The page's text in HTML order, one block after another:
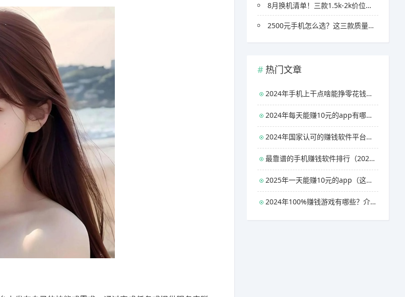
8月换机清单！三款1.5k-2k价位高性价比手机推荐
2500元手机怎么选？这三款质量靠谱、保值耐用手机推荐
热门文章
2024年手机上干点啥能挣零花钱（三款能够日赚50元的赚钱软件）
2024年每天能赚10元的app有哪些？介绍两款每天能稳定赚10元以上的赚钱软件
2024年国家认可的赚钱软件平台有哪些？分享几款官方认可100%赚钱的软件
最靠谱的手机赚钱软件排行（2024年每天稳赚10元的app）
2025年一天能赚10元的app（这几款软件每天稳稳的十元以上）
2024年100%赚钱游戏有哪些？介绍几款无广告无门槛100%提现的游戏